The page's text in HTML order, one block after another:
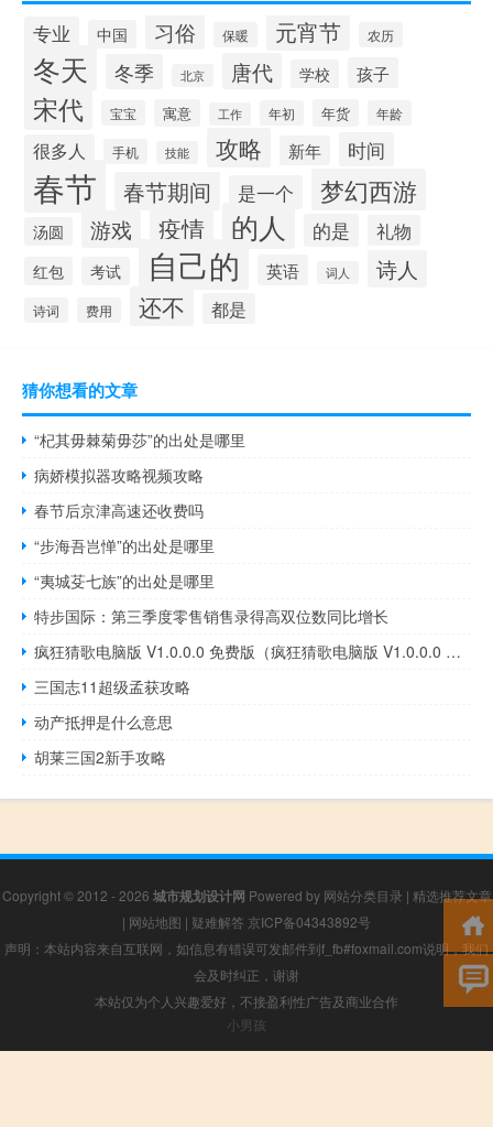
专业 中国 习俗 保暖 元宵节 农历
冬天 冬季 北京 唐代 学校 孩子
宋代 宝宝 寓意 工作 年初 年货 年龄
很多人 手机 技能 攻略 新年 时间
春节 春节期间 是一个 梦幻西游
汤圆 游戏 疫情 的人 的是 礼物
红包 考试 自己的 英语 词人 诗人
诗词 费用 还不 都是
猜你想看的文章
“杞其毋棘菊毋莎”的出处是哪里
病娇模拟器攻略视频攻略
春节后京津高速还收费吗
“步海吾岂惮”的出处是哪里
“夷城芟七族”的出处是哪里
特步国际：第三季度零售销售录得高双位数同比增长
疯狂猜歌电脑版 V1.0.0.0 免费版（疯狂猜歌电脑版 V1.0.0.0 免费版功能简介）
三国志11超级孟获攻略
动产抵押是什么意思
胡莱三国2新手攻略
Copyright © 2012 - 2026 城市规划设计网 Powered by 网站分类目录 | 精选推荐文章
| 网站地图 | 疑难解答 京ICP备04343892号
声明：本站内容来自互联网，如信息有错误可发邮件到f_fb#foxmail.com说明，我们
会及时纠正，谢谢
本站仅为个人兴趣爱好，不接盈利性广告及商业合作
小男孩